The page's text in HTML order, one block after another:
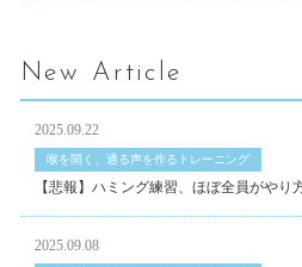
New Article
2025.09.22
喉を開く、通る声を作るトレーニング
【悲報】ハミング練習、ほぼ全員がやり
2025.09.08